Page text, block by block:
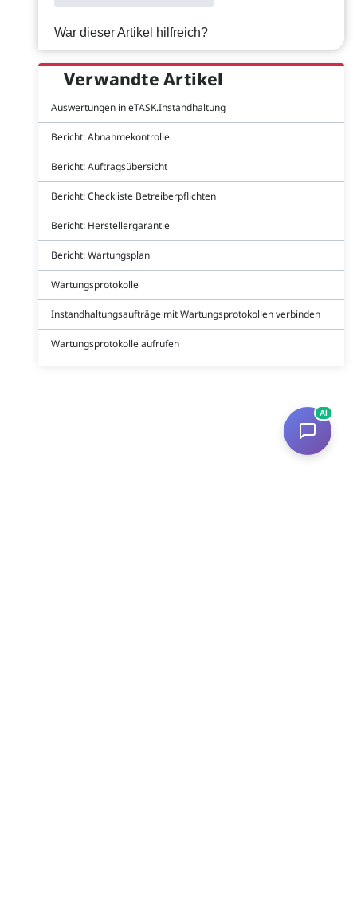
War dieser Artikel hilfreich?
Verwandte Artikel
Auswertungen in eTASK.Instandhaltung
Bericht: Abnahmekontrolle
Bericht: Auftragsübersicht
Bericht: Checkliste Betreiberpflichten
Bericht: Herstellergarantie
Bericht: Wartungsplan
Wartungsprotokolle
Instandhaltungsaufträge mit Wartungsprotokollen verbinden
Wartungsprotokolle aufrufen
AI